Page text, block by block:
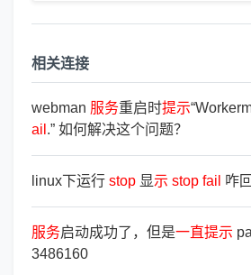
相关连接
webman 服务重启时提示
ail .” 如何解决这个问题？
linux下运行 stop 显示 stop fail 咋
服务启动成功了，但是一直提示
3486160